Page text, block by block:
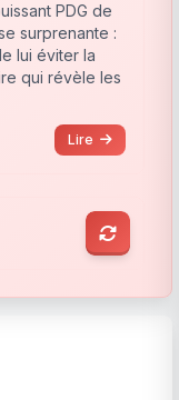
PDG de
surprenante :
lui éviter la
qui révèle les
Lire